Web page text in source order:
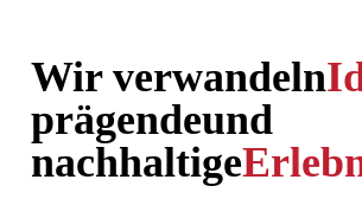
Wir verwandeln
prägendeund
nachhaltige